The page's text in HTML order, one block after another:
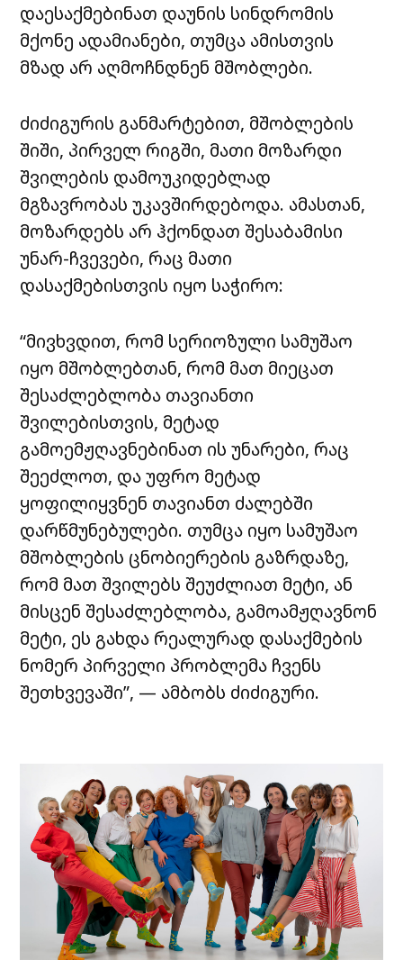
დაესაქმებინათ დაუნის სინდრომის
მქონე ადამიანები, თუმცა ამისთვის
მზად არ აღმოჩნდნენ მშობლები.
ძიძიგურის განმარტებით, მშობლების
შიში, პირველ რიგში, მათი მოზარდი
შვილების დამოუკიდებლად
მგზავრობას უკავშირდებოდა. ამასთან,
მოზარდებს არ ჰქონდათ შესაბამისი
უნარ-ჩვევები, რაც მათი
დასაქმებისთვის იყო საჭირო:
“მივხვდით, რომ სერიოზული სამუშაო
იყო მშობლებთან, რომ მათ მიეცათ
შესაძლებლობა თავიანთი
შვილებისთვის, მეტად
გამოემჟღავნებინათ ის უნარები, რაც
შეეძლოთ, და უფრო მეტად
ყოფილიყვნენ თავიანთ ძალებში
დარწმუნებულები. თუმცა იყო სამუშაო
მშობლების ცნობიერების გაზრდაზე,
რომ მათ შვილებს შეუძლიათ მეტი, ან
მისცენ შესაძლებლობა, გამოამჟღავნონ
მეტი, ეს გახდა რეალურად დასაქმების
ნომერ პირველი პრობლემა ჩვენს
შეთხვევაში”, — ამბობს ძიძიგური.